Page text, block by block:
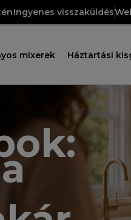
Ingyenes visszaküldés
mixerek Háztartási